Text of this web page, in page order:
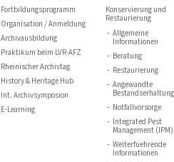
Fortbildungsprogramm
Organisation / Anmeldung
Archivausbildung
Praktikum beim LVR-AFZ
Rheinischer Archivtag
History & Heritage Hub
Int. Archivsymposion
E-Learning
Konservierung und
Restaurierung
Allgemeine
Informationen
Beratung
Restaurierung
Angewandte
Bestandserhaltung
Notfallvorsorge
Integrated Pest
Management (IPM)
Weiterfuehrende
Informationen